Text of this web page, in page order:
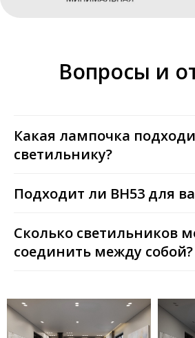
Вопросы и
Какая лампочка
светильнику?
Подходит ли BH53 для
Сколько светильников
соединить между собой?